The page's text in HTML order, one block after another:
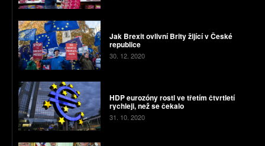
Jak Brexit ovlivní Brity žijící v České
republice
30. 12. 2020
HDP eurozóny rostl ve třetím čtvrtletí
rychleji, než se čekalo
31. 10. 2020